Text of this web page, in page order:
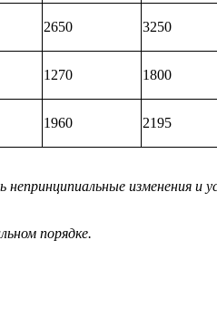
2650 3250
1270 1800
1960 2195
изменения и
порядке.